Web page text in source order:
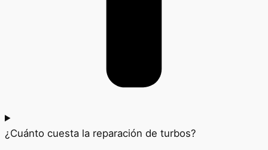
¿Cuánto cuesta la reparación de turbos?